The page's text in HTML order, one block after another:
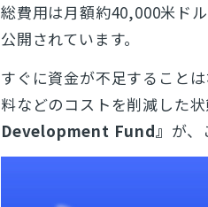
総費用は月額約40,000米ド
公開されています。
すぐに資金が不足すること
料などのコストを削減した
Development Fund』 が、